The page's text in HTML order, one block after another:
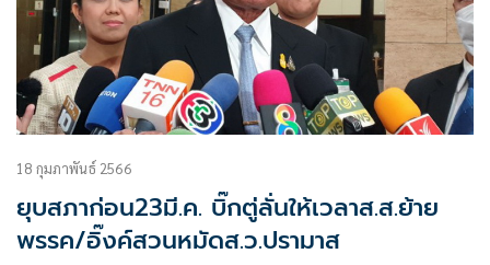
18 กุมภาพันธ์ 2566
ยุบสภาก่อน23มี.ค. บิ๊กตู่ลั่นให้เวลาส.ส.ย้าย
พรรค/อิ๊งค์สวนหมัดส.ว.ปรามาส